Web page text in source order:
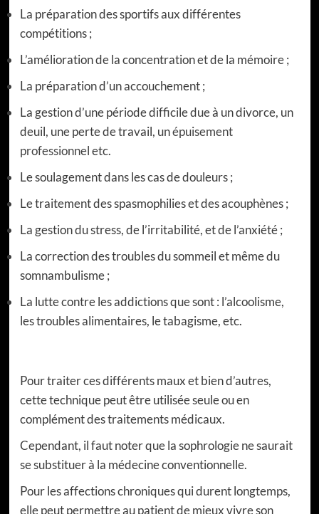
La préparation des sportifs aux différentes
compétitions ;
L’amélioration de la concentration et de la mémoire ;
La préparation d’un accouchement ;
La gestion d’une période difficile due à un divorce, un
deuil, une perte de travail, unépuisement
professionneletc.
Le soulagement dans les cas de douleurs ;
Le traitement des spasmophilies et des acouphènes ;
La gestion du stress, de l’irritabilité, et de l’anxiété ;
La correction des troubles du sommeil et même du
somnambulisme ;
La lutte contre les addictions que sont : l’alcoolisme,
les troubles alimentaires, le tabagisme, etc.
Pour traiter ces différents maux et bien d’autres,
cette technique peut être utilisée seule ou en
complément des traitements médicaux.
Cependant, il faut noter que la sophrologie ne saurait
se substituer à la médecine conventionnelle.
Pour les affections chroniques qui durent longtemps,
elle peut permettre au patient de mieux vivre son